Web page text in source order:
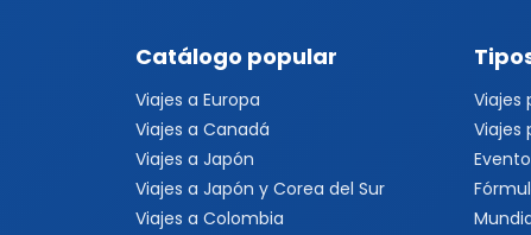
Catálogo popular
Viajes a Europa
Viajes a Canadá
Viajes a Japón
Viajes a Japón y Corea del Sur
Viajes a Colombia
Viajes
Viajes